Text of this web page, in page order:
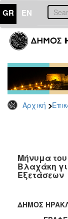
GR EN
Αρχική
ΕΠΙΚΑΙΡΟΤΗΤΑ
Τύπου
Αρχείο
2026
2025
2022
2021
2019
2018
Μήνυμα
Βλαχάκη
Εξετάσεων
ΔΗΜΟΣ